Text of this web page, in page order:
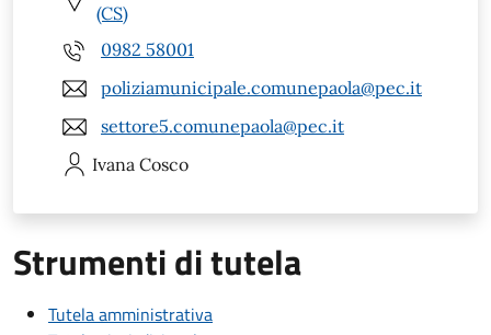
(CS)
0982 58001
poliziamunicipale.comunepaola@pec.it
settore5.comunepaola@pec.it
Ivana Cosco
Strumenti di tutela
Tutela amministrativa